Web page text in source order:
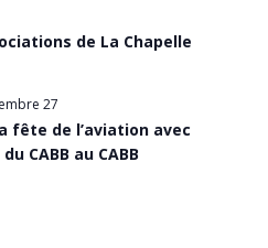
de La Chapelle
27
fête de l’aviation avec
CABB au CABB